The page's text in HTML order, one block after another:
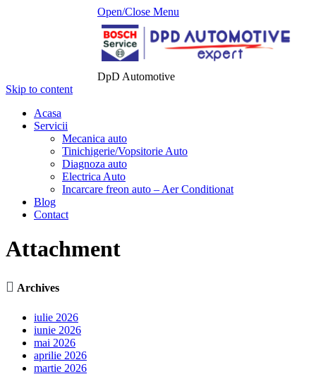
Open/Close Menu
DpD Automotive
Skip to content
Acasa
Servicii
Mecanica auto
Tinichigerie/Vopsitorie Auto
Diagnoza auto
Electrica Auto
Incarcare freon auto – Aer Conditionat
Blog
Contact
Attachment
 Archives
iulie 2026
iunie 2026
mai 2026
aprilie 2026
martie 2026